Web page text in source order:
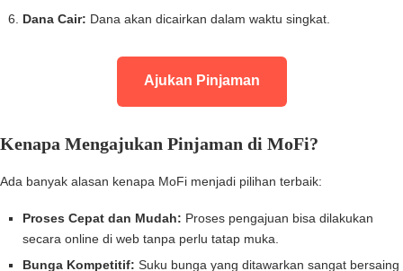
Dana Cair: Dana akan dicairkan dalam waktu singkat.
Ajukan Pinjaman
Kenapa Mengajukan Pinjaman di MoFi?
Ada banyak alasan kenapa MoFi menjadi pilihan terbaik:
Proses Cepat dan Mudah: Proses pengajuan bisa dilakukan
secara online di web tanpa perlu tatap muka.
Bunga Kompetitif: Suku bunga yang ditawarkan sangat bersaing